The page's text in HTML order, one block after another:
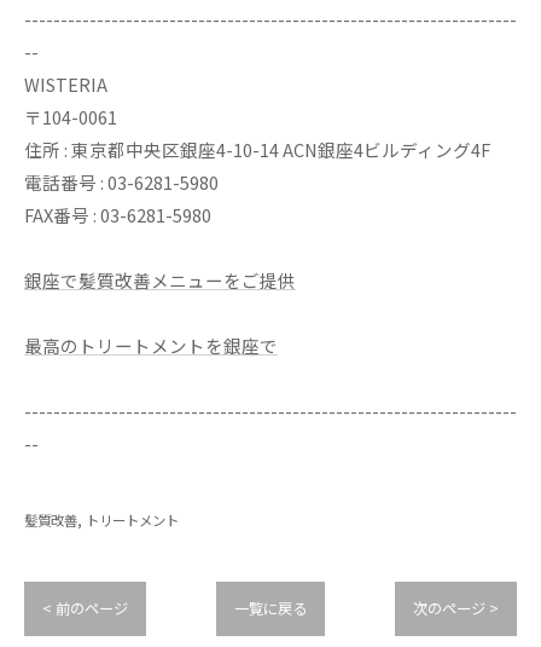
--------------------------------------------------------------------
--
WISTERIA
〒104-0061
住所 : 東京都中央区銀座4-10-14 ACN銀座4ビルディング4F
電話番号 : 03-6281-5980
FAX番号 : 03-6281-5980
銀座で髪質改善メニューをご提供
最高のトリートメントを銀座で
--------------------------------------------------------------------
--
髪質改善 トリートメント
< 前のページ 一覧に戻る 次のページ >